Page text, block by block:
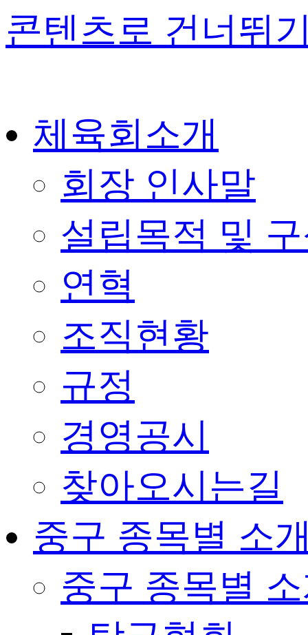
콘텐츠로 건너뛰
체육회소개
회장 인사말
설립목적 및
연혁
조직현황
규정
경영공시
찾아오시는길
중구 종목별 소
중구 종목별